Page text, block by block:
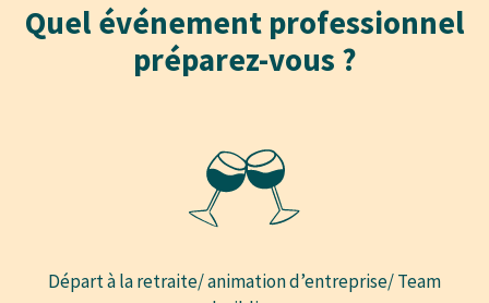
Quel événement professionnel
préparez-vous ?
Départ à la retraite/ animation d’entreprise/ Team